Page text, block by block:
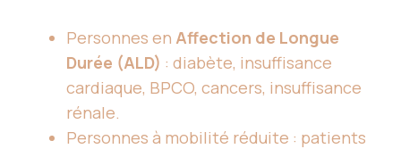
Personnes en Affection de Longue
Durée (ALD) : diabète, insuffisance
cardiaque, BPCO, cancers, insuffisance
rénale.
Personnes à mobilité réduite : patients